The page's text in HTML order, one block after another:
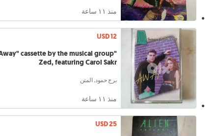
منذ ١١ ساعة
USD 12
cassette by the musical group
Zed, featuring Carol Sakr
برج حمود, المتن
منذ ١١ ساعة
USD 25